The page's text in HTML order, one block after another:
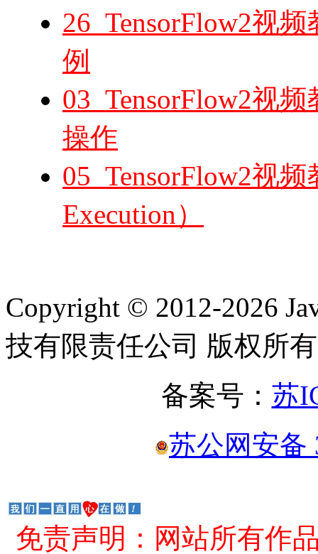
26_TensorFlow2视
例
03_TensorFlow2视
操作
05_TensorFlow2视
Execution）
Copyright © 2012-2026
技有限责任公司 版权所有
备案号： 苏
苏公网安备
免责声明：网站所有作